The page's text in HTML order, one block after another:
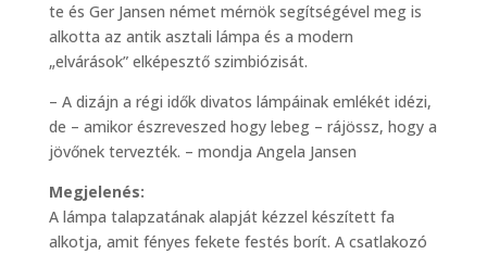
te és Ger Jansen német mérnök segítségével meg is
alkotta az antik asztali lámpa és a modern
„elvárások” elképesztő szimbiózisát.
– A dizájn a régi idők divatos lámpáinak emlékét idézi,
de – amikor észreveszed hogy lebeg – rájössz, hogy a
jövőnek tervezték. – mondja Angela Jansen
Megjelenés:
A lámpa talapzatának alapját kézzel készített fa
alkotja, amit fényes fekete festés borít. A csatlakozó